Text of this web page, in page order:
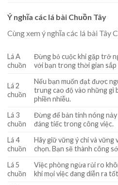
Ý nghĩa các lá bài Chuồn Tây
Cùng xem ý nghĩa các lá bài Tây
Lá A
chuồn
Đừng bỏ cuộc khi gặp trở
với bạn trong thời gian
Lá 2
chuồn
Nếu bạn muốn đạt được
trung cao độ vào những gì
phiền nhiễu.
Lá 3
chuồn
Đừng để bản tính nóng
đáng tiếc trong công việc.
Lá 4
chuồn
Hãy giữ vững ý chí và
chọn. Bạn sẽ thành công
Lá 5
chuồn
Việc phòng ngừa rủi ro
khi mọi việc đang diễn ra